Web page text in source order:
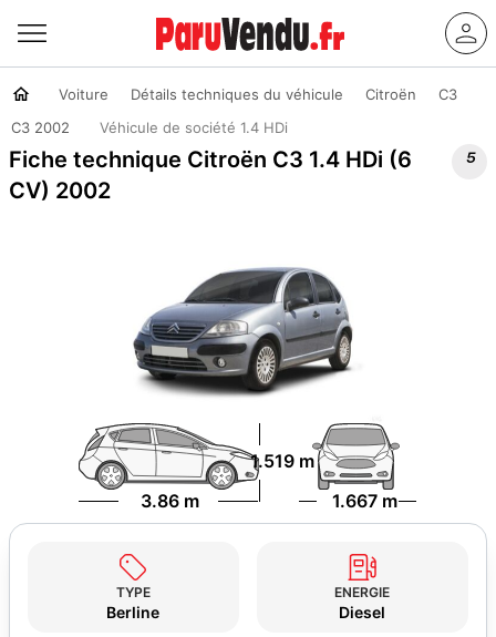
Voiture Détails techniques du véhicule Citroën
C3
C3 2002
Véhicule de société 1.4 HDi
Fiche technique Citroën C3 1.4 HDi (6
CV) 2002

3.86 m 1.667 m
1.519 m
TYPE
Berline
ENERGIE
Diesel